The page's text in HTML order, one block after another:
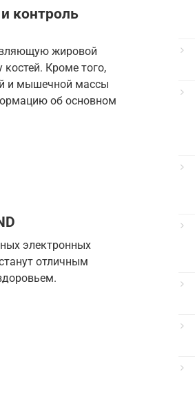
контроль
жировой
Кроме того,
и мышечной массы
об основном
электронных
отличным